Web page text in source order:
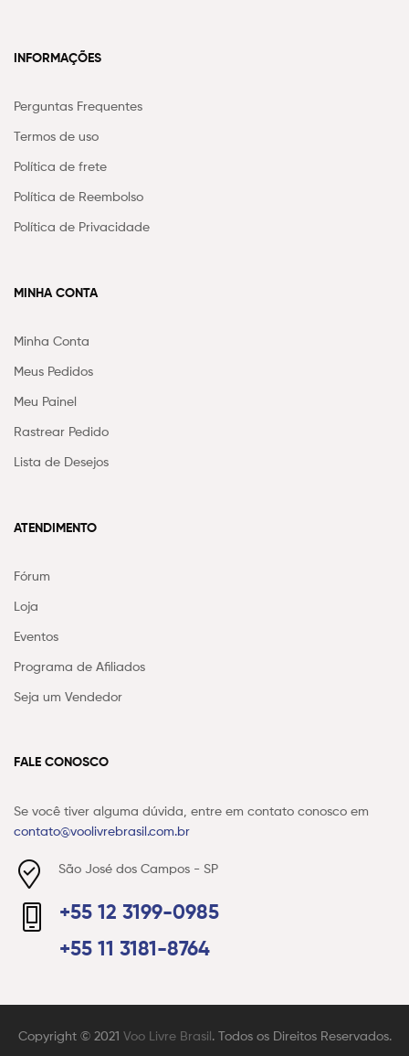
INFORMAÇÕES
Perguntas Frequentes
Termos de uso
Política de frete
Política de Reembolso
Política de Privacidade
MINHA CONTA
Minha Conta
Meus Pedidos
Meu Painel
Rastrear Pedido
Lista de Desejos
ATENDIMENTO
Fórum
Loja
Eventos
Programa de Afiliados
Seja um Vendedor
FALE CONOSCO
Se você tiver alguma dúvida, entre em contato conosco em
contato@voolivrebrasil.com.br
São José dos Campos - SP
+55 12 3199-0985
+55 11 3181-8764
Copyright © 2021 Voo Livre Brasil. Todos os Direitos Reservados.